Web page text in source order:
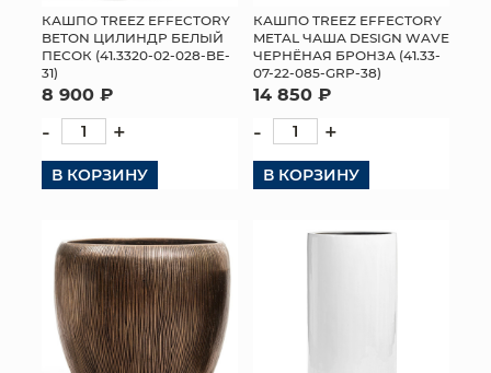
ТОРГОВЫЙ ЦЕНТР
КАШПО TREEZ EFFECTORY
BETON ЦИЛИНДР БЕЛЫЙ
ПЕСОК (41.3320-02-028-BE-
31)
8 900 ₽
- +
В КОРЗИНУ
КАШПО TREEZ EFFECTORY
METAL ЧАША DESIGN WAVE
ЧЕРНЁНАЯ БРОНЗА (41.33-
07-22-085-GRP-38)
14 850 ₽
- +
В КОРЗИНУ